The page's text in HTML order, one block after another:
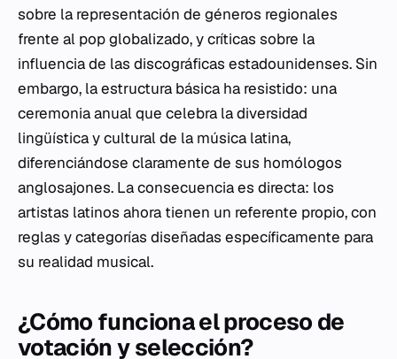
sobre la representación de géneros regionales
frente al pop globalizado, y críticas sobre la
influencia de las discográficas estadounidenses. Sin
embargo, la estructura básica ha resistido: una
ceremonia anual que celebra la diversidad
lingüística y cultural de la música latina,
diferenciándose claramente de sus homólogos
anglosajones. La consecuencia es directa: los
artistas latinos ahora tienen un referente propio, con
reglas y categorías diseñadas específicamente para
su realidad musical.
¿Cómo funciona el proceso de
votación y selección?